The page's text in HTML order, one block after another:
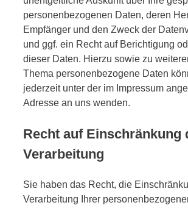
personenbezogenen Daten, deren
Empfänger und den Zweck der
und ggf. ein Recht auf Berichtigung
dieser Daten. Hierzu sowie zu
Thema personenbezogene Daten
jederzeit unter der im Impressum
Adresse an uns wenden.
Recht auf Einschränkung
Verarbeitung
Sie haben das Recht, die
Verarbeitung Ihrer